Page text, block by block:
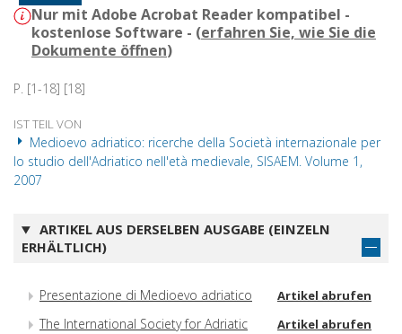
Nur mit Adobe Acrobat Reader kompatibel -
kostenlose Software - (erfahren Sie, wie Sie die
Dokumente öffnen)
P. [1-18] [18]
IST TEIL VON
Medioevo adriatico: ricerche della Società internazionale per
lo studio dell'Adriatico nell'età medievale, SISAEM. Volume 1,
2007
ARTIKEL AUS DERSELBEN AUSGABE (EINZELN
ERHÄLTLICH)
Presentazione di Medioevo adriatico Artikel abrufen
The International Society for Adriatic
Artikel abrufen